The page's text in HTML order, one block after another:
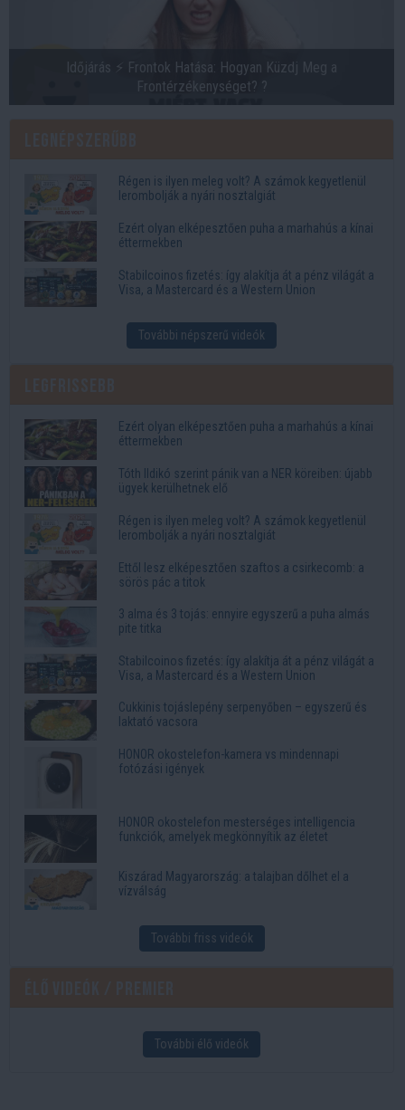
Időjárás ⚡ Frontok Hatása: Hogyan Küzdj Meg a
Frontérzékenységet? ?
Régen is ilyen meleg volt? A számok kegyetlenül
lerombolják a nyári nosztalgiát
Ezért olyan elképesztően puha a marhahús a kínai
éttermekben
Stabilcoinos fizetés: így alakítja át a pénz világát a
Visa, a Mastercard és a Western Union
További népszerű videók
Ezért olyan elképesztően puha a marhahús a kínai
éttermekben
Tóth Ildikó szerint pánik van a NER köreiben: újabb
ügyek kerülhetnek elő
Régen is ilyen meleg volt? A számok kegyetlenül
lerombolják a nyári nosztalgiát
Ettől lesz elképesztően szaftos a csirkecomb: a
sörös pác a titok
3 alma és 3 tojás: ennyire egyszerű a puha almás
pite titka
Stabilcoinos fizetés: így alakítja át a pénz világát a
Visa, a Mastercard és a Western Union
Cukkinis tojáslepény serpenyőben – egyszerű és
laktató vacsora
HONOR okostelefon-kamera vs mindennapi
fotózási igények
HONOR okostelefon mesterséges intelligencia
funkciók, amelyek megkönnyítik az életet
Kiszárad Magyarország: a talajban dőlhet el a
vízválság
További friss videók
További élő videók